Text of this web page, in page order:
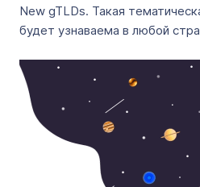
New gTLDs. Такая
будет узнаваема в любой